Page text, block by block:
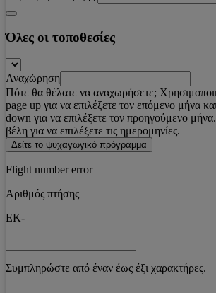
Όλες οι τοποθεσίες
Αναχώρηση
Πότε θα θέλατε να αναχωρήσετε;
page up για να επιλέξετε τον επόμενο μήνα
down για να επιλέξετε τον προηγούμενο
βέλη για να επιλέξετε τις ημερομηνίες.
Δείτε το ψυχαγωγικό πρόγραμμα
Flight number error
Αριθμός πτήσης
EK-
Συμπληρώστε από έναν έως έξι χαρακτήρες.